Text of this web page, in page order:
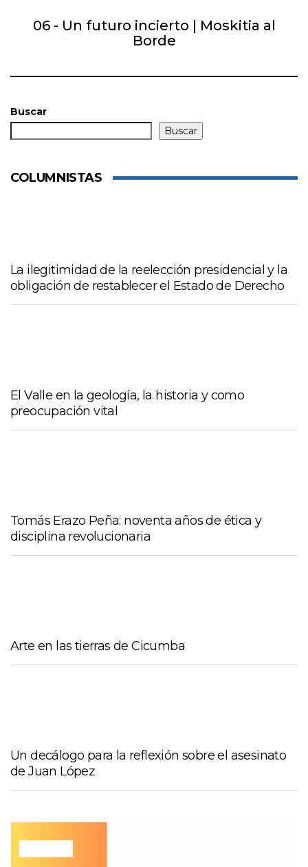
06 - Un futuro incierto | Moskitia al
Borde
Buscar
Buscar
COLUMNISTAS
La ilegitimidad de la reelección presidencial y la
obligación de restablecer el Estado de Derecho
El Valle en la geología, la historia y como
preocupación vital
Tomás Erazo Peña: noventa años de ética y
disciplina revolucionaria
Arte en las tierras de Cicumba
Un decálogo para la reflexión sobre el asesinato
de Juan López